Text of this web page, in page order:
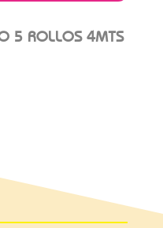
5 ROLLOS 4MTS